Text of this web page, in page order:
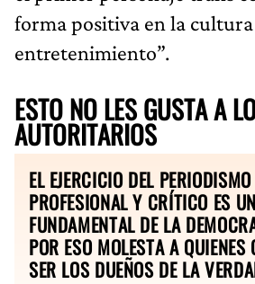
forma positiva en la
entretenimiento”.
ESTO NO LES GUSTA A
AUTORITARIOS
EL EJERCICIO DEL PERIODISMO
PROFESIONAL Y CRÍTICO ES
FUNDAMENTAL DE LA
POR ESO MOLESTA A QUIENES
SER LOS DUEÑOS DE LA